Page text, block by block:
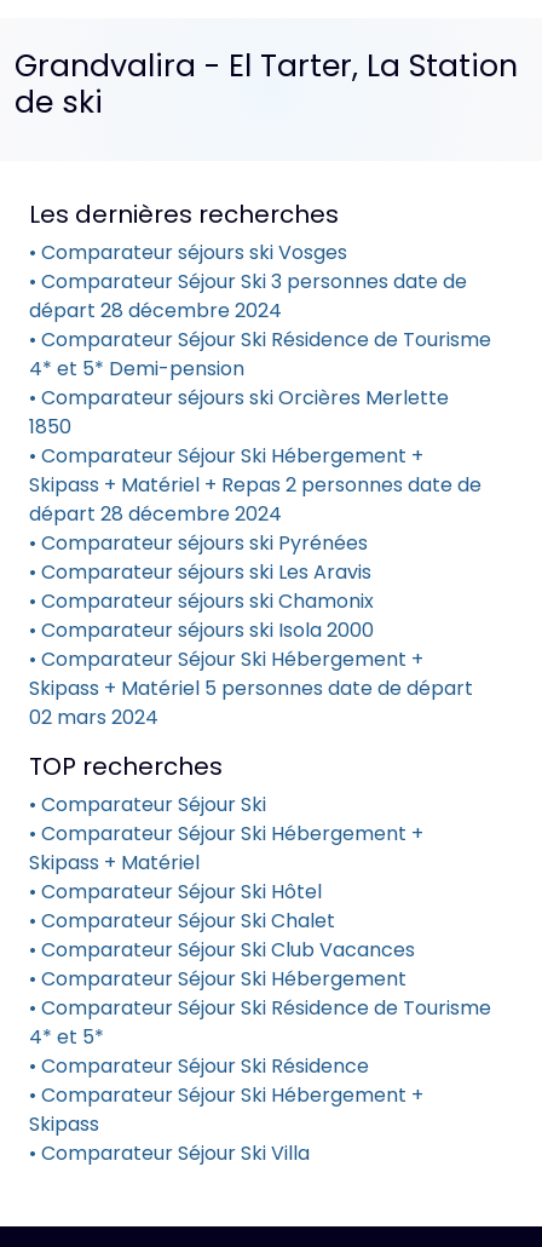
Grandvalira - El Tarter, La Station
de ski
Les dernières recherches
• Comparateur séjours ski Vosges
• Comparateur Séjour Ski 3 personnes date de
départ 28 décembre 2024
• Comparateur Séjour Ski Résidence de Tourisme
4* et 5* Demi-pension
• Comparateur séjours ski Orcières Merlette
1850
• Comparateur Séjour Ski Hébergement +
Skipass + Matériel + Repas 2 personnes date de
départ 28 décembre 2024
• Comparateur séjours ski Pyrénées
• Comparateur séjours ski Les Aravis
• Comparateur séjours ski Chamonix
• Comparateur séjours ski Isola 2000
• Comparateur Séjour Ski Hébergement +
Skipass + Matériel 5 personnes date de départ
02 mars 2024
TOP recherches
• Comparateur Séjour Ski
• Comparateur Séjour Ski Hébergement +
Skipass + Matériel
• Comparateur Séjour Ski Hôtel
• Comparateur Séjour Ski Chalet
• Comparateur Séjour Ski Club Vacances
• Comparateur Séjour Ski Hébergement
• Comparateur Séjour Ski Résidence de Tourisme
4* et 5*
• Comparateur Séjour Ski Résidence
• Comparateur Séjour Ski Hébergement +
Skipass
• Comparateur Séjour Ski Villa